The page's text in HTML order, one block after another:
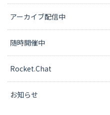
アーカイブ配信中
随時開催中
Rocket.Chat
お知らせ